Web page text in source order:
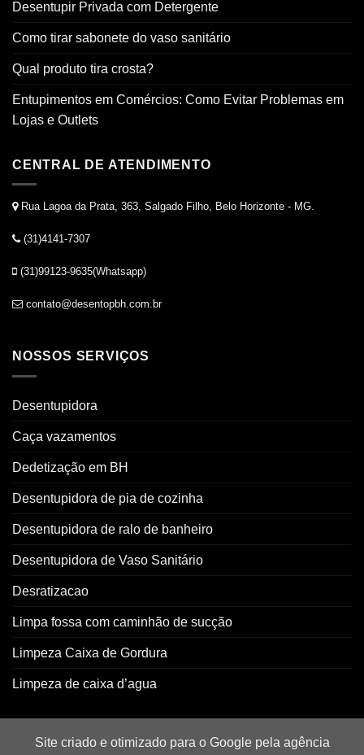
Desentupir Privada com Detergente
Como tirar sabonete do vaso sanitário
Qual produto tira crosta?
Entupimentos em Comércios: Como Evitar Problemas em
Lojas e Outlets
CENTRAL DE ATENDIMENTO
Rua Lagoa da Prata, 363, Salgado Filho, Belo Horizonte - MG.
(31)4141-7307
(31)99123-9635(Whatsapp)
contato@desentopbh.com.br
NOSSOS SERVIÇOS
Desentupidora
Caça vazamentos
Dedetização em BH
Desentupidora de pia de cozinha
Desentupidora de ralo de banheiro
Desentupidora de Vaso Sanitário
Desratizacao
Limpa fossa com caminhão de sucção
Limpeza Caixa de Gordura
Limpeza de caixa d’agua
Site criado e otimizado para o Google pela agência